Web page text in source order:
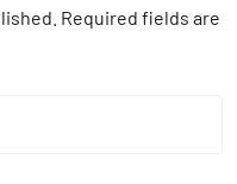
Required fields are